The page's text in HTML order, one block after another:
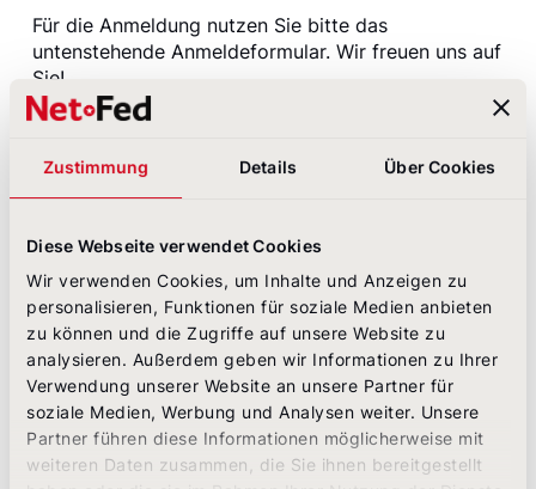
Zustimmung Details Über Cookies
Diese Webseite verwendet Cookies
Wir verwenden Cookies, um Inhalte und Anzeigen zu
personalisieren, Funktionen für soziale Medien anbieten
zu können und die Zugriffe auf unsere Website zu
analysieren. Außerdem geben wir Informationen zu Ihrer
Verwendung unserer Website an unsere Partner für
soziale Medien, Werbung und Analysen weiter. Unsere
Partner führen diese Informationen möglicherweise mit
weiteren Daten zusammen, die Sie ihnen bereitgestellt
Für die Anmeldung nutzen Sie bitte das
untenstehende Anmeldeformular. Wir freuen uns auf
Sie!
Alle Veranstaltungen
Abonnieren
Sie unseren Newsletter!
Unser Newsletter informiert Sie zu
unseren Benchmarks, Veröffentlichungen
und Workshops rund um Corporate